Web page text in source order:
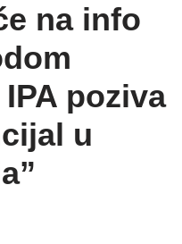
na info
poziva
u